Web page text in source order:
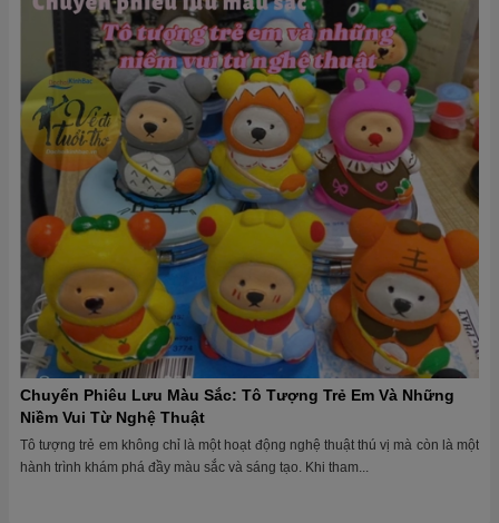
Chuyến Phiêu Lưu Màu Sắc: Tô Tượng Trẻ Em Và Những
Niềm Vui Từ Nghệ Thuật
Tô tượng trẻ em không chỉ là một hoạt động nghệ thuật thú vị mà còn là một
hành trình khám phá đầy màu sắc và sáng tạo. Khi tham...